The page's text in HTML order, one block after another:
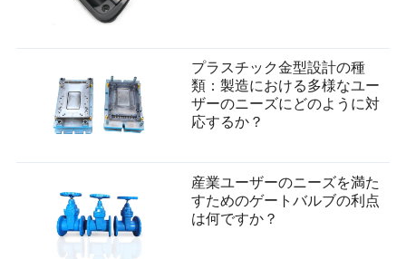
プラスチック金型設計の種
類：製造における多様なユー
ザーのニーズにどのように対
応するか？
産業ユーザーのニーズを満た
すためのゲートバルブの利点
は何ですか？